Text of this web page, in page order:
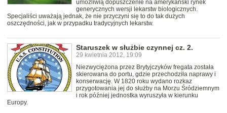
umożliwią dopuszczenie na amerykański rynek
generycznych wersji lekarstw biologicznych.
Specjaliści uważają jednak, że nie przyczyni się to do tak dużych
oszczędności, jak w przypadku tradycyjnych lekarstw.
Staruszek w służbie czynnej cz. 2.
29 kwietnia 2012, 19:09
Niezwyciężona przez Brytyjczyków fregata została
skierowana do portu, gdzie przechodziła naprawy i
konserwację. W 1820 roku wydano rozkaz
przygotowania jej do służby na Morzu Śródziemnym
i rok później jednostka wyruszyła w kierunku
Europy.